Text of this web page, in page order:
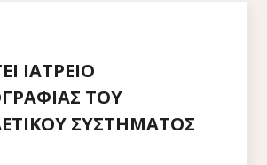
ΙΑΤΡΕΙΟ
ΤΟΥ
ΣΥΣΤΗΜΑΤΟΣ